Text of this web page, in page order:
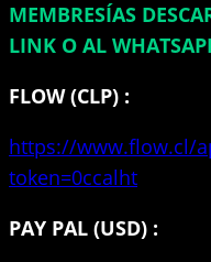
MEMBRESÍAS
LINK O AL
FLOW (CLP) :
https://www.flow.cl/
token=0ccalht
PAY PAL (USD) :